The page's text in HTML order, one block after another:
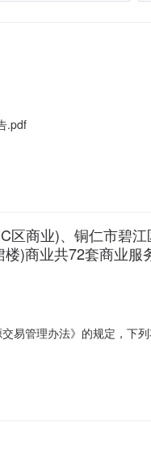
.pdf
商业)、铜仁市碧
)商业共72套商业服
易管理办法》的规定，下
湾项目7-9栋大底盘(裙楼